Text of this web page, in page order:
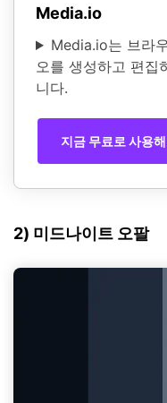
Media.io
Media.io는 브라
오를 생성하고 편집
니다.
지금 무료로 사용
2) 미드나이트 오팔